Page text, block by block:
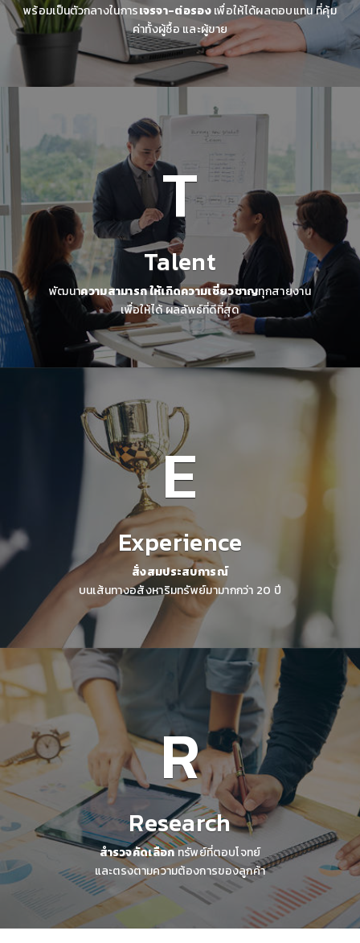
พร้อมเป็นตัวกลางในการเจรจา-ต่อรองเพื่อให้ได้ผลตอบแทน ที่คุ้ม
ค่าทั้งผู้ซื้อ และผู้ขาย
T
Talent
พัฒนาความสามารถ ให้เกิดความเชี่ยวชาญทุกสายงาน
เพื่อให้ได้ ผลลัพธ์ที่ดีที่สุด
E
Experience
สั่งสมประสบการณ์
บนเส้นทางอสังหาริมทรัพย์มามากกว่า 20 ปี
R
Research
สำรวจคัดเลือกทรัพย์ที่ตอบโจทย์
และตรงตามความต้องการของลูกค้า